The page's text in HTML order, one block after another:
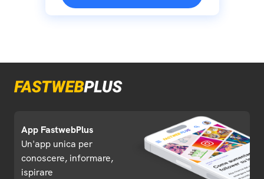
App FastwebPlus
Un'app unica per
conoscere, informare,
ispirare